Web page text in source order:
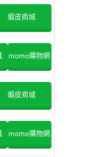
蝦皮商城
momo購物網
蝦皮商城
momo購物網